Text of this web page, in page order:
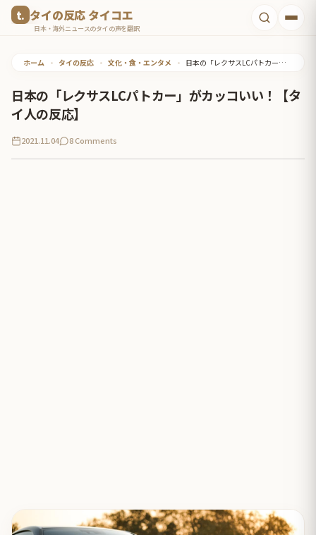
タイの反応 タイコエ
日本・海外ニュースのタイの声を翻訳
ホーム • タイの反応 • 文化・食・エンタメ • 日本の「レクサスLCパトカー」がカッコいい！【タイ人の反応】
日本の「レクサスLCパトカー」がカッコいい！【タ
イ人の反応】
2021.11.04 8 Comments